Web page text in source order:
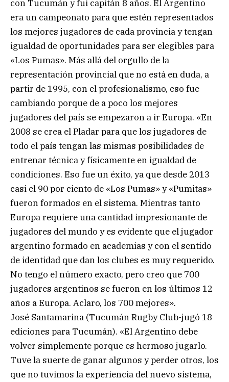
con Tucumán y fui capitán 8 años. El Argentino
era un campeonato para que estén representados
los mejores jugadores de cada provincia y tengan
igualdad de oportunidades para ser elegibles para
«Los Pumas». Más allá del orgullo de la
representación provincial que no está en duda, a
partir de 1995, con el profesionalismo, eso fue
cambiando porque de a poco los mejores
jugadores del país se empezaron a ir Europa. «En
2008 se crea el Pladar para que los jugadores de
todo el país tengan las mismas posibilidades de
entrenar técnica y físicamente en igualdad de
condiciones. Eso fue un éxito, ya que desde 2013
casi el 90 por ciento de «Los Pumas» y «Pumitas»
fueron formados en el sistema. Mientras tanto
Europa requiere una cantidad impresionante de
jugadores del mundo y es evidente que el jugador
argentino formado en academias y con el sentido
de identidad que dan los clubes es muy requerido.
No tengo el número exacto, pero creo que 700
jugadores argentinos se fueron en los últimos 12
años a Europa. Aclaro, los 700 mejores».
José Santamarina (Tucumán Rugby Club-jugó 18
ediciones para Tucumán). «El Argentino debe
volver simplemente porque es hermoso jugarlo.
Tuve la suerte de ganar algunos y perder otros, los
que no tuvimos la experiencia del nuevo sistema,